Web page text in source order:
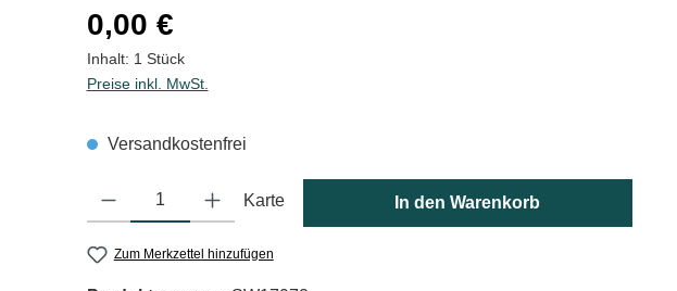
Regulärer Preis:
0,00 €
Inhalt: 1 Stück
Preise inkl. MwSt.
Versandkostenfrei
Produkt Anzahl: Gib den gewünschten Wert ein oder benutze die Schaltflächen um
Karte In den Warenkorb
Zum Merkzettel hinzufügen